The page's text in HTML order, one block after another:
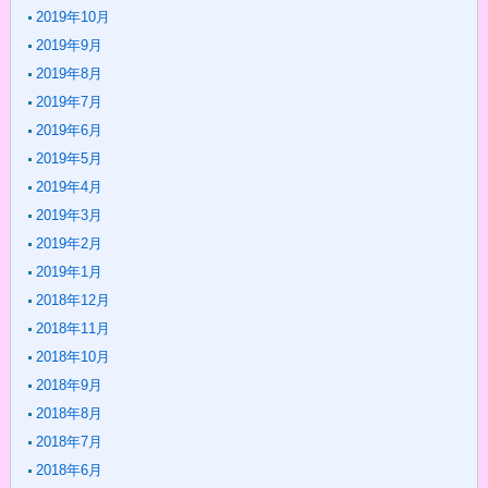
2019年10月
2019年9月
2019年8月
2019年7月
2019年6月
2019年5月
2019年4月
2019年3月
2019年2月
2019年1月
2018年12月
2018年11月
2018年10月
2018年9月
2018年8月
2018年7月
2018年6月